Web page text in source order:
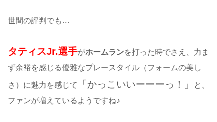
世間の評判でも…
タティスJr.選手がホームランを打った時でさえ、力ま
ず余裕を感じる優雅なプレースタイル（フォームの美し
さ）に魅力を感じて 「かっこいいーーーっ！」
と、
ファンが増えているようですね♪